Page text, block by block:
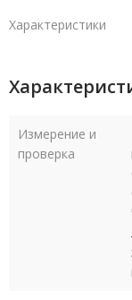
Характеристики
Измерение и
проверка